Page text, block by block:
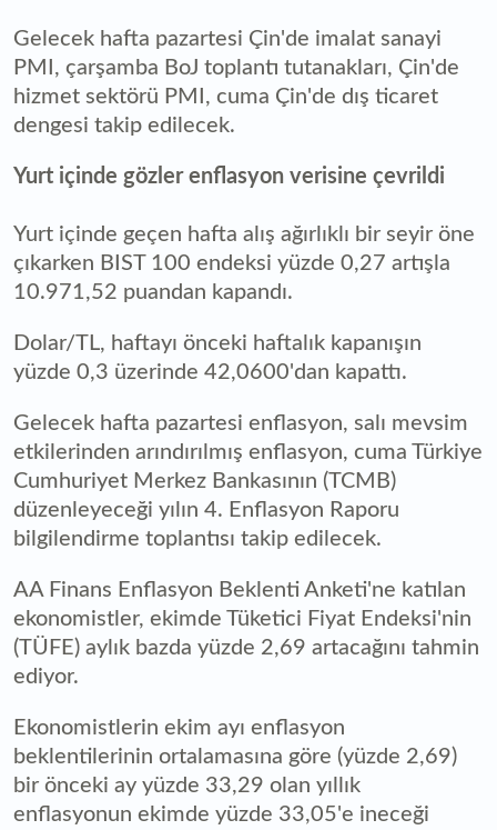
Gelecek hafta pazartesi Çin'de imalat sanayi
PMI, çarşamba BoJ toplantı tutanakları, Çin'de
hizmet sektörü PMI, cuma Çin'de dış ticaret
dengesi takip edilecek.
Yurt içinde gözler enflasyon verisine çevrildi
Yurt içinde geçen hafta alış ağırlıklı bir seyir öne
çıkarken BIST 100 endeksi yüzde 0,27 artışla
10.971,52 puandan kapandı.
Dolar/TL, haftayı önceki haftalık kapanışın
yüzde 0,3 üzerinde 42,0600'dan kapattı.
Gelecek hafta pazartesi enflasyon, salı mevsim
etkilerinden arındırılmış enflasyon, cuma Türkiye
Cumhuriyet Merkez Bankasının (TCMB)
düzenleyeceği yılın 4. Enflasyon Raporu
bilgilendirme toplantısı takip edilecek.
AA Finans Enflasyon Beklenti Anketi'ne katılan
ekonomistler, ekimde Tüketici Fiyat Endeksi'nin
(TÜFE) aylık bazda yüzde 2,69 artacağını tahmin
ediyor.
Ekonomistlerin ekim ayı enflasyon
beklentilerinin ortalamasına göre (yüzde 2,69)
bir önceki ay yüzde 33,29 olan yıllık
enflasyonun ekimde yüzde 33,05'e ineceği